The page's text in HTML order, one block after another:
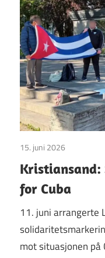
15. juni 2026
for Cuba
11. juni arrangerte
mot situasjonen